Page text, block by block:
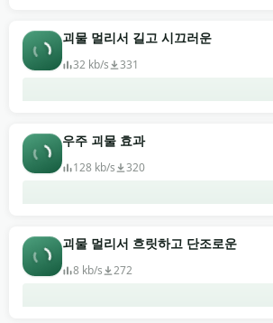
괴물 멀리서 길고 시끄러운
32 kb/s 331
우주 괴물 효과
128 kb/s 320
괴물 멀리서 흐릿하고 단조로운
8 kb/s 272